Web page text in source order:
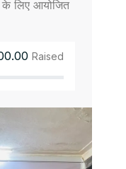
लिए आयोजित
Raised